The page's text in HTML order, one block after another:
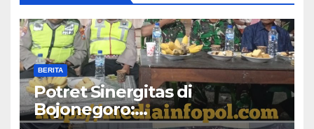
BERITA
​Potret Sinergitas di
Bojonegoro: